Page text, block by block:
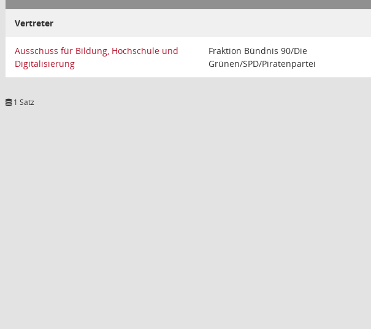
Vertreter
Ausschuss für Bildung, Hochschule und
Digitalisierung
Fraktion Bündnis 90/Die
Grünen/SPD/Piratenpartei
1 Satz